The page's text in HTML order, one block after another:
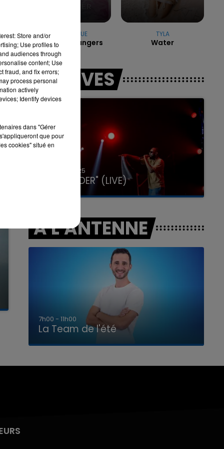
7h00 - 11h00
LA TEAM DE L'ÉTÉ
JONAS BLUE
Perfect Strangers
TYLA
Water
LES LIVES
31 janvier 2025
GIMS "SPIDER" (LIVE)
A L'ANTENNE
7h00 - 11h00
La Team de l'été
Store and/or
Use profiles to
audiences through
content; Use
fraud, and fix errors;
process personal
actively
Identify devices
dans "Gérer
que pour
cookies" situé en